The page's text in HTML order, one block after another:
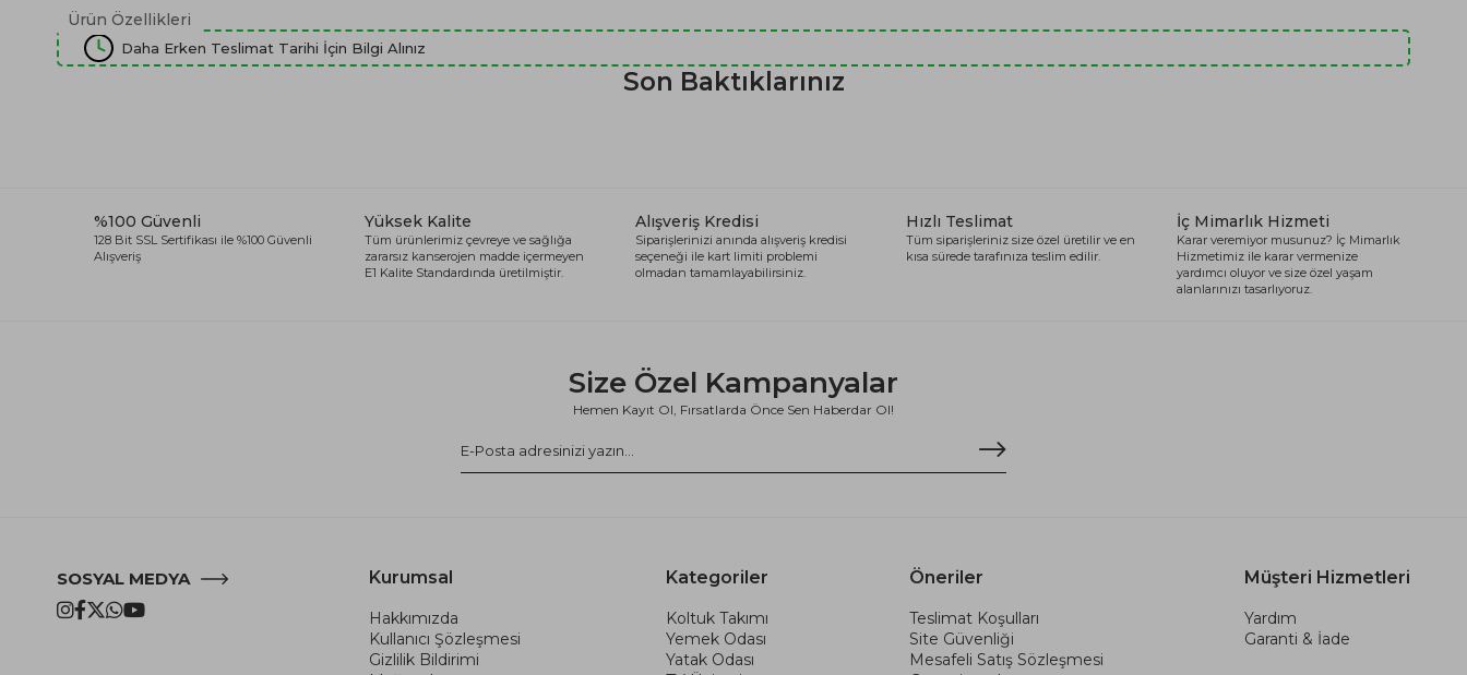
Ürün Özellikleri
Daha Erken Teslimat Tarihi İçin Bilgi Alınız
Son Baktıklarınız
%100 Güvenli
128 Bit SSL Sertifikası ile %100 Güvenli
Alışveriş
Yüksek Kalite
Tüm ürünlerimiz çevreye ve sağlığa
zararsız kanserojen madde içermeyen
E1 Kalite Standardında üretilmiştir.
Alışveriş Kredisi
Siparişlerinizi anında alışveriş kredisi
seçeneği ile kart limiti problemi
olmadan tamamlayabilirsiniz.
Hızlı Teslimat
Tüm siparişleriniz size özel üretilir ve en
kısa sürede tarafınıza teslim edilir.
İç Mimarlık Hizmeti
Karar veremiyor musunuz? İç Mimarlık
Hizmetimiz ile karar vermenize
yardımcı oluyor ve size özel yaşam
alanlarınızı tasarlıyoruz.
Size Özel Kampanyalar
Hemen Kayıt Ol, Fırsatlarda Önce Sen Haberdar Ol!
SOSYAL MEDYA Kurumsal
Hakkımızda
Kullanıcı Şözleşmesi
Gizlilik Bildirimi
Kategoriler
Koltuk Takımı
Yemek Odası
Yatak Odası
Öneriler
Teslimat Koşulları
Site Güvenliği
Mesafeli Satış Sözleşmesi
Müşteri Hizmetleri
Yardım
Garanti & İade